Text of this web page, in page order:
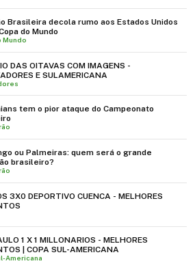
Brasileira decola rumo aos Estados Unidos
do Mundo
Mundo
DAS OITAVAS COM IMAGENS -
E SULAMERICANA
tem o pior ataque do Campeonato
ou Palmeiras: quem será o grande
brasileiro?
3X0 DEPORTIVO CUENCA - MELHORES
1 X 1 MILLONARIOS - MELHORES
| COPA SUL-AMERICANA
Americana